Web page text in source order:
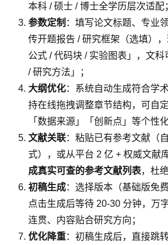
本科 / 硕士 / 博士全学历层次适配
参数定制 ：填写论文标题、专业
传开题报告 / 研究框架（选填）
公式 / 代码块 / 实验图表」，文
/ 研究方法」；
大纲优化：系统自动生成符合学
持在线拖拽调整章节结构，可自
「数据来源」「创新点」等个性化
文献关联：粘贴已有参考文献（
式），或从平台 2 亿 + 权威文献
成真实可查的参考文献列表，杜
初稿生成：选择版本（基础版免
点击生成后等待 20-30 分钟，万
连贯、内容贴合研究方向；
优化降重：初稿生成后，直接跳